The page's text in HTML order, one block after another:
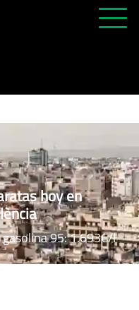
hoy en
95: 1.693€/l